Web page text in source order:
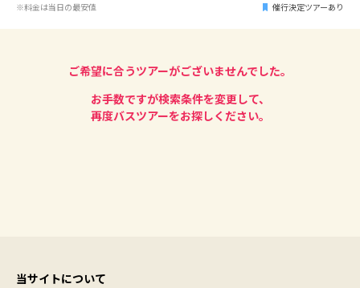
※料金は当日の最安値 催行決定ツアーあり
ご希望に合うツアーがございませんでした。
お手数ですが検索条件を変更して、
再度バスツアーをお探しください。
当サイトについて